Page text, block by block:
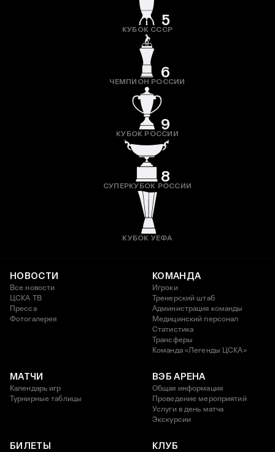
5
КУБОК СССР
6
ЧЕМПИОН РОССИИ
9
КУБОК РОССИИ
8
СУПЕРКУБОК РОССИИ
КУБОК УЕФА
НОВОСТИ
Все новости
ЦСКА ТВ
Пресса
Фотогалерея
КОМАНДА
Игроки
Тренерский штаб
Администрация команды
Медицинский персонал
Статистика
Трансферы
Команда «Легенды ЦСКА»
МАТЧИ
Календарь игр
Турнирные таблицы
ВЭБ АРЕНА
Общая информация
Проведение мероприятий
Услуги в день матча
Экскурсии
БИЛЕТЫ КЛУБ